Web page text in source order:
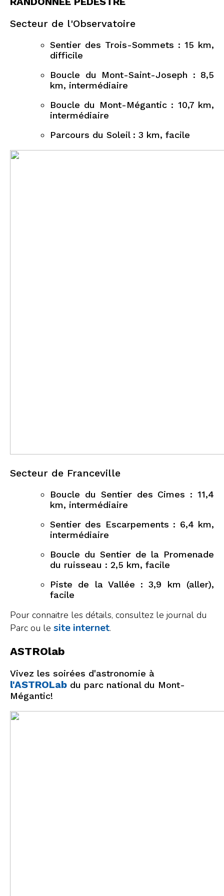
Secteur de l'Observatoire
Sentier des Trois-Sommets : 15 km,
difficile
Boucle du Mont-Saint-Joseph : 8,5
km, intermédiaire
Boucle du Mont-Mégantic : 10,7 km,
intermédiaire
Parcours du Soleil : 3 km, facile
Secteur de Franceville
Boucle du Sentier des Cimes : 11,4
km, intermédiaire
Sentier des Escarpements : 6,4 km,
intermédiaire
Boucle du Sentier de la Promenade
du ruisseau : 2,5 km, facile
Piste de la Vallée : 3,9 km (aller),
facile
Pour connaitre les détails, consultez le journal du
Parc ou le site internet.
ASTROlab
Vivez les soirées d'astronomie à
l'ASTROLab du parc national du Mont-
Mégantic!